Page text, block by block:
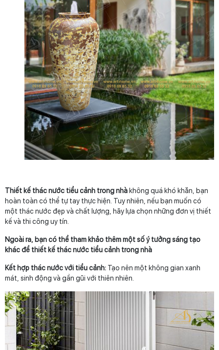
Thiết kế thác nước tiểu cảnh trong nhà không quá khó khăn, bạn
hoàn toàn có thể tự tay thực hiện. Tuy nhiên, nếu bạn muốn có
một thác nước đẹp và chất lượng, hãy lựa chọn những đơn vị thiết
kế và thi công uy tín.
Ngoài ra, bạn có thể tham khảo thêm một số ý tưởng sáng tạo
khác để thiết kế thác nước tiểu cảnh trong nhà
Kết hợp thác nước với tiểu cảnh: Tạo nên một không gian xanh
mát, sinh động và gần gũi với thiên nhiên.